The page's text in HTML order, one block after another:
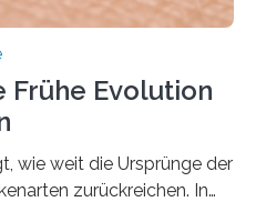
Frühe Evolution
wie weit die Ursprünge der
zurückreichen. In